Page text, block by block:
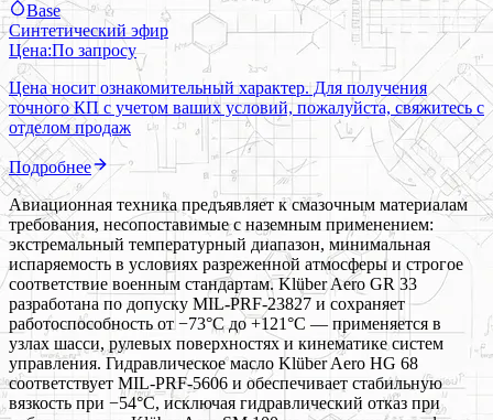
Base
Синтетический эфир
Цена:По запросу
Цена носит ознакомительный характер. Для получения
точного КП с учетом ваших условий, пожалуйста, свяжитесь с
отделом продаж
Подробнее
Авиационная техника предъявляет к смазочным материалам
требования, несопоставимые с наземным применением:
экстремальный температурный диапазон, минимальная
испаряемость в условиях разреженной атмосферы и строгое
соответствие военным стандартам. Klüber Aero GR 33
разработана по допуску MIL-PRF-23827 и сохраняет
работоспособность от −73°C до +121°C — применяется в
узлах шасси, рулевых поверхностях и кинематике систем
управления. Гидравлическое масло Klüber Aero HG 68
соответствует MIL-PRF-5606 и обеспечивает стабильную
вязкость при −54°C, исключая гидравлический отказ при